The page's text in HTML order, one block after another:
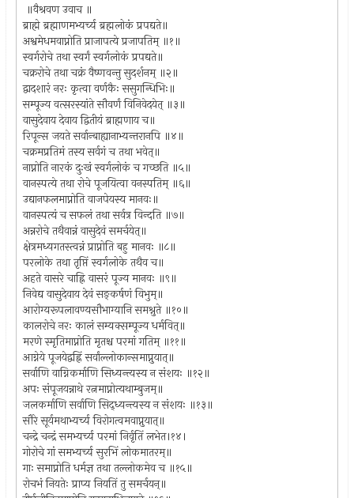
॥वैश्रवण उवाच ॥
ब्राह्मे ब्रह्माणमभ्यर्च्य ब्रह्मलोकं प्रपद्यते॥
अश्वमेधमवाप्नोति प्राजापत्ये प्रजापतिम् ॥१॥
स्वर्गरोचे तथा स्वर्गं स्वर्गलोकं प्रपद्यते॥
चक्ररोचे तथा चक्रं वैष्णवन्तु सुदर्शनम् ॥२॥
द्वादशारं नरः कृत्वा वर्णकैः ससुगन्धिभिः॥
सम्पूज्य वत्सरस्यांते सौवर्णं विनिवेदयेत् ॥३॥
वासुदेवाय देवाय द्वितीयं ब्राह्मणाय च॥
रिपून्स जयते सर्वान्बाह्यानाभ्यन्तरानपि ॥४॥
चक्रमप्रतिमं तस्य सर्वगं च तथा भवेत्॥
नाप्नोति नारकं दुःखं स्वर्गलोकं च गच्छति ॥५॥
वानस्पत्ये तथा रोचे पूजयित्वा वनस्पतिम् ॥६॥
उद्यानफलमाप्नोति वाजपेयस्य मानवः॥
वानस्पत्यं च सफलं तथा सर्वत्र विन्दति ॥७॥
अन्नरोचे तथैवान्नं वासुदेवं समर्चयेत्॥
क्षेत्रमध्यगतस्त्वन्नं प्राप्नोति बहु मानवः ॥८॥
परलोके तथा तृप्तिं स्वर्गलोके तथैव च॥
अहते वासरे चाह्नि वासरं पूज्य मानवः ॥९॥
निवेद्य वासुदेवाय देवं सङ्कर्षणं विभुम्॥
आरोग्यरूपलावण्यसौभाग्यानि समश्नुते ॥१०॥
कालरोचे नरः कालं सम्यक्सम्पूज्य धर्मवित्॥
मरणे स्मृतिमाप्नोति मृतश्च परमां गतिम् ॥११॥
आग्नेये पूजयेद्वह्निं सर्वांल्लोकान्समाप्नुयात्॥
सर्वाणि वाग्निकर्माणि सिध्यन्त्यस्य न संशयः ॥१२॥
अपः संपूजयन्नाथे रत्नमाप्नोत्यथाम्बुजम्॥
जलकर्माणि सर्वाणि सिद्ध्यन्त्यस्य न संशयः ॥१३॥
सौरे सूर्यमथाभ्यर्च्य विरोगत्वमवाप्नुयात्॥
चन्द्रे चन्द्रं समभ्यर्च्य परमां निर्वृतिं लभेत।१४।
गोरोचे गां समभ्यर्च्य सुरभिं लोकमातरम्॥
गाः समाप्नोति धर्मज्ञ तथा तल्लोकमेव च ॥१५॥
रोचभं नियतेः प्राप्य नियतिं तु समर्चयन्॥